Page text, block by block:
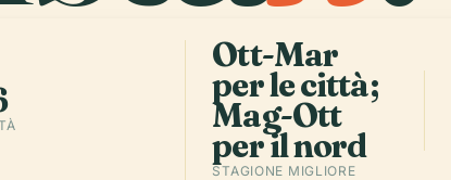
Ott-Mar
per le città;
Mag-Ott
per il nord
STAGIONE MIGLIORE